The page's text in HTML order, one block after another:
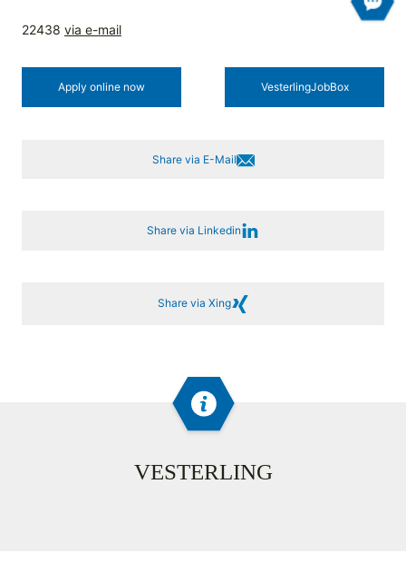
22438 via e-mail
Apply online now Vesterling­JobBox
Share via E-Mail
Share via Linkedin
Share via Xing
VESTERLING